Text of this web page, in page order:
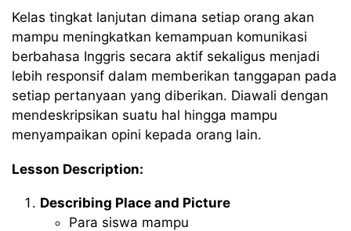
Kelas tingkat lanjutan dimana setiap orang akan
mampu meningkatkan kemampuan komunikasi
berbahasa Inggris secara aktif sekaligus menjadi
lebih responsif dalam memberikan tanggapan pada
setiap pertanyaan yang diberikan. Diawali dengan
mendeskripsikan suatu hal hingga mampu
menyampaikan opini kepada orang lain.
Lesson Description:
Describing Place and Picture
Para siswa mampu